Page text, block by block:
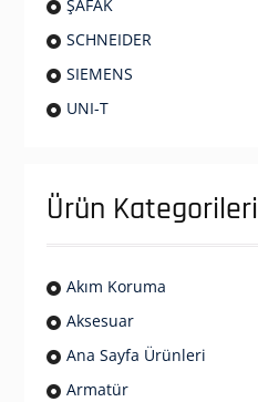
ŞAFAK
SCHNEIDER
SIEMENS
UNI-T
Ürün Kategorileri
Akım Koruma
Aksesuar
Ana Sayfa Ürünleri
Armatür